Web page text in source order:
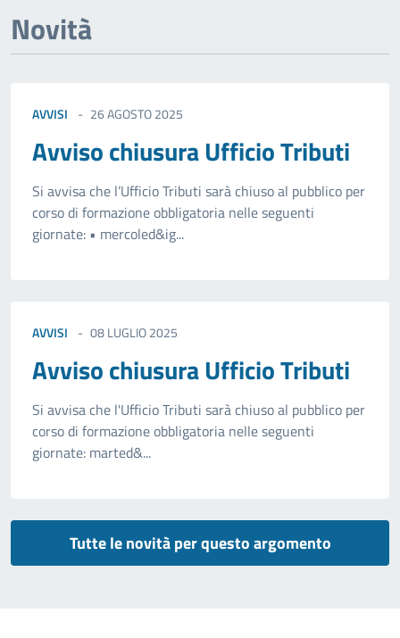
Novità
AVVISI 26 AGOSTO 2025
Avviso chiusura Ufficio Tributi
Si avvisa che l’Ufficio Tributi sarà chiuso al pubblico per
corso di formazione obbligatoria nelle seguenti
giornate: • mercoled&ig...
AVVISI 08 LUGLIO 2025
Avviso chiusura Ufficio Tributi
Si avvisa che l'Ufficio Tributi sarà chiuso al pubblico per
corso di formazione obbligatoria nelle seguenti
giornate: marted&...
Tutte le novità per questo argomento